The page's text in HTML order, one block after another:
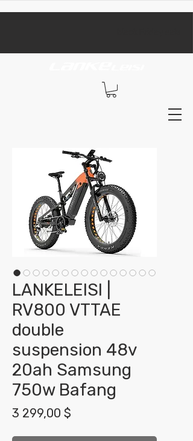
LANKELEISI |
RV800 VTTAE
double
suspension 48v
20ah Samsung
750w Bafang
3 299,00 $